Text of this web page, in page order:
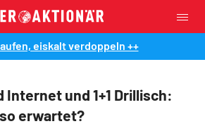
eiskalt verdoppeln ++
Internet und 1+1 Drillisch:
erwartet?